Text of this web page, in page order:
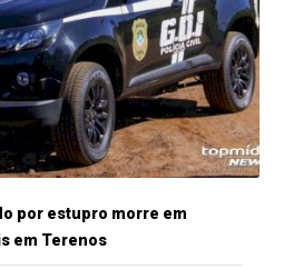
por estupro morre em
em Terenos